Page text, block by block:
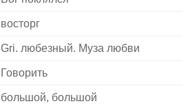
восторг
Gri. любезный. Муза любви
Говорить
большой, большой